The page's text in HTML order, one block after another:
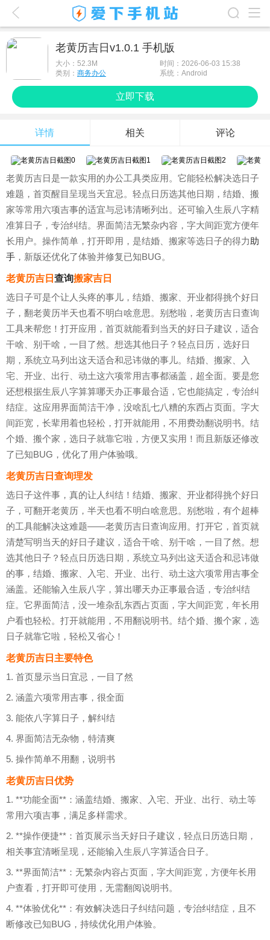
应用排行榜
最新游戏
最新应用
手机使用
游戏攻略
老黄历吉日v1.0.1 手机版
大小： 52.3M
时间：2026-06-03 15:38
类别： 商务办公 系统：Android
立即下载
详情 相关 评论
老黄历吉日是一款实用的办公工具类应用。它能轻松解决选日子
难题，首页醒目呈现当天宜忌。轻点日历选其他日期，结婚、搬
家等常用六项吉事的适宜与忌讳清晰列出。还可输入生辰八字精
准算日子，专治纠结。界面简洁无繁杂内容，字大间距宽方便年
长用户。操作简单，打开即用，是结婚、搬家等选日子的得力助
手 ，新版还优化了体验并修复已知BUG。
老黄历吉日 查询搬家吉日
选日子可是个让人头疼的事儿，结婚、搬家、开业都得挑个好日
子，翻老黄历半天也看不明白啥意思。别愁啦，老黄历吉日查询
工具来帮您！打开应用，首页就能看到当天的好日子建议，适合
干啥、别干啥，一目了然。想选其他日子？轻点日历，选好日
期，系统立马列出这天适合和忌讳做的事儿。结婚、搬家、入
宅、开业、出行、动土这六项常用吉事都涵盖，超全面。要是您
还想根据生辰八字算算哪天办正事最合适，它也能搞定，专治纠
结症。这应用界面简洁干净，没啥乱七八糟的东西占页面。字大
间距宽，长辈用着也轻松，打开就能用，不用费劲翻说明书。结
个婚、搬个家，选日子就靠它啦，方便又实用！而且新版还修改
了已知BUG，优化了用户体验哦。
老黄历吉日查询理发
选日子这件事，真的让人纠结！结婚、搬家、开业都得挑个好日
子，可翻开老黄历，半天也看不明白啥意思。别愁啦，有个超棒
的工具能解决这难题——老黄历吉日查询应用。打开它，首页就
清楚写明当天的好日子建议，适合干啥、别干啥，一目了然。想
选其他日子？轻点日历选日期，系统立马列出这天适合和忌讳做
的事，结婚、搬家、入宅、开业、出行、动土这六项常用吉事全
涵盖。还能输入生辰八字，算出哪天办正事最合适，专治纠结
症。它界面简洁，没一堆杂乱东西占页面，字大间距宽，年长用
户看也轻松。打开就能用，不用翻说明书。结个婚、搬个家，选
日子就靠它啦，轻松又省心！
老黄历吉日主要特色
1. 首页显示当日宜忌，一目了然
2. 涵盖六项常用吉事，很全面
3. 能依八字算日子，解纠结
4. 界面简洁无杂物，特清爽
5. 操作简单不用翻，说明书
老黄历吉日优势
1. **功能全面**：涵盖结婚、搬家、入宅、开业、出行、动土等
常用六项吉事，满足多样需求。
2. **操作便捷**：首页展示当天好日子建议，轻点日历选日期，
相关事宜清晰呈现，还能输入生辰八字算适合日子。
3. **界面简洁**：无繁杂内容占页面，字大间距宽，方便年长用
户查看，打开即可使用，无需翻阅说明书。
4. **体验优化**：有效解决选日子纠结问题，专治纠结症，且不
断修改已知BUG，持续优化用户体验。